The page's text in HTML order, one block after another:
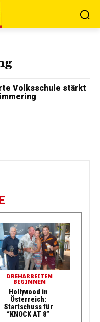
Volksschule stärkt
DREHARBEITEN
BEGINNEN
Hollywood in
Österreich:
Startschuss für
“KNOCK AT 8”